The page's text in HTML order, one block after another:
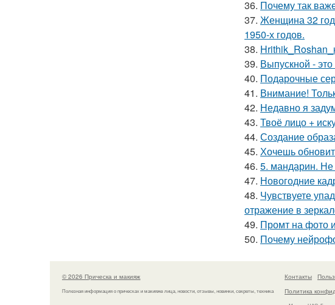
36. Почему так
37. Женщина 32
1950-х годов.
38.
39. Выпускной -
40. Подарочные
41. Внимание!
42. Недавно я
43. Твоё лицо +
44. Создание
45. Хочешь
46. 5. мандарин.
47. Новогодние
48. Чувствуете
отражение в
49. Промт на фото
50. Почему
© 2026 Прическа и макияж
Полезная информация о прическах и макияже лица, новости, отзывы, новинки, секреты, техника
Контакты
Политика